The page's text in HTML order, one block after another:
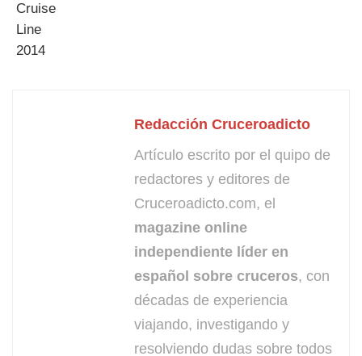
Redacción Cruceroadicto
Artículo escrito por el quipo de
redactores y editores de
Cruceroadicto.com, el
magazine online
independiente líder en
español sobre cruceros, con
décadas de experiencia
viajando, investigando y
resolviendo dudas sobre todos